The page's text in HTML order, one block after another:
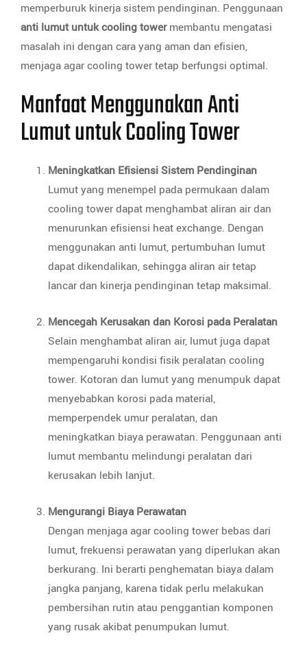
memperburuk kinerja sistem pendinginan. Penggunaan
anti lumut untuk cooling towermembantu mengatasi
masalah ini dengan cara yang aman dan efisien,
menjaga agar cooling tower tetap berfungsi optimal.
Manfaat Menggunakan Anti
Lumut untuk Cooling Tower
Meningkatkan Efisiensi Sistem Pendinginan
Lumut yang menempel pada permukaan dalam
cooling tower dapat menghambat aliran air dan
menurunkan efisiensi heat exchange. Dengan
menggunakan anti lumut, pertumbuhan lumut
dapat dikendalikan, sehingga aliran air tetap
lancar dan kinerja pendinginan tetap maksimal.
Mencegah Kerusakan dan Korosi pada Peralatan
Selain menghambat aliran air, lumut juga dapat
mempengaruhi kondisi fisik peralatan cooling
tower. Kotoran dan lumut yang menumpuk dapat
menyebabkan korosi pada material,
memperpendek umur peralatan, dan
meningkatkan biaya perawatan. Penggunaan anti
lumut membantu melindungi peralatan dari
kerusakan lebih lanjut.
Mengurangi Biaya Perawatan
Dengan menjaga agar cooling tower bebas dari
lumut, frekuensi perawatan yang diperlukan akan
berkurang. Ini berarti penghematan biaya dalam
jangka panjang, karena tidak perlu melakukan
pembersihan rutin atau penggantian komponen
yang rusak akibat penumpukan lumut.